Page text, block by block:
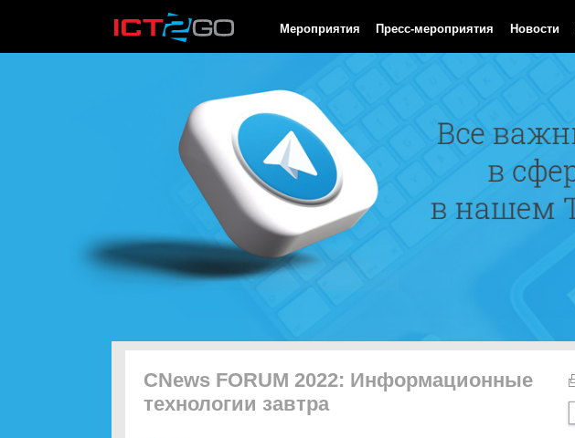
Мероприятия Пресс-мероприятия Новости
CNews FORUM 2022: Информационные
технологии завтра